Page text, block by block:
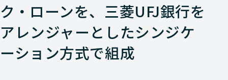
ク・ローンを、三菱UFJ銀行を
アレンジャーとしたシンジケ
ーション方式で組成